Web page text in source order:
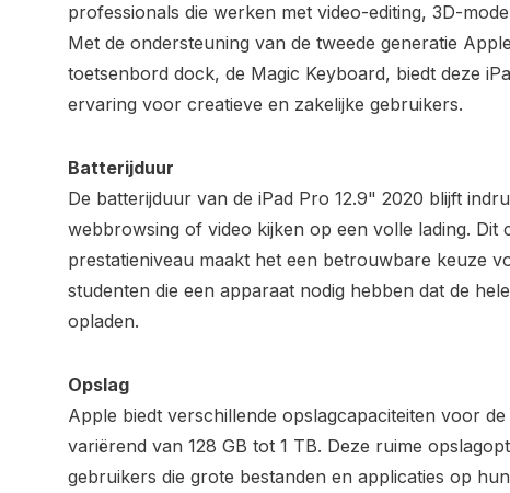
professionals die werken met video-editing, 3D-
Met de ondersteuning van de tweede generatie
toetsenbord dock, de Magic Keyboard, biedt deze
ervaring voor creatieve en zakelijke gebruikers.
Batterijduur
De batterijduur van de iPad Pro 12.9" 2020 blijft
webbrowsing of video kijken op een volle lading. Dit
prestatieniveau maakt het een betrouwbare keuze
studenten die een apparaat nodig hebben dat de
opladen.
Opslag
Apple biedt verschillende opslagcapaciteiten voor
variërend van 128 GB tot 1 TB. Deze ruime
gebruikers die grote bestanden en applicaties op